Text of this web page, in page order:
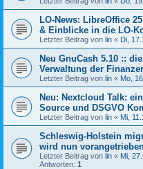
LO-News: LibreOffice
& Einblicke in die LO-
Letzter Beitrag von lin « Di,
Neu GnuCash 5.10 ::
Verwaltung der
Letzter Beitrag von lin « Mo,
Neu: Nextcloud Talk:
Source und DSGVO
Letzter Beitrag von lin « Mi,
Schleswig-Holstein
wird nun
Letzter Beitrag von lin « Mi,
Antworten: 1